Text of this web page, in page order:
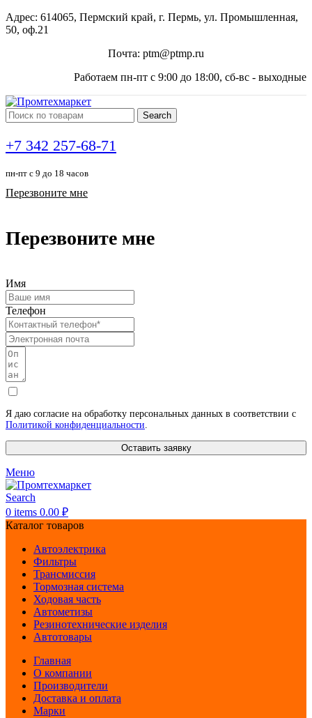
Адрес: 614065, Пермский край, г. Пермь, ул. Промышленная,
50, оф.21
Почта: ptm@ptmp.ru
Работаем пн-пт с 9:00 до 18:00, сб-вс - выходные
Search
+7 342 257-68-71
пн-пт с 9 до 18 часов
Перезвоните мне
Перезвоните мне
Имя
Телефон
Я даю согласие на обработку персональных данных в соответствии с
Политикой конфиденциальности.
Оставить заявку
Меню
Search
0 items 0.00 ₽
Каталог товаров
Автоэлектрика
Фильтры
Трансмиссия
Тормозная система
Ходовая часть
Автометизы
Резинотехнические изделия
Автотовары
Главная
О компании
Производители
Доставка и оплата
Марки